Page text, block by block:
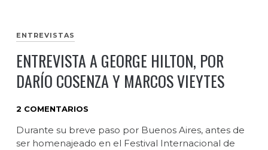
ENTREVISTAS
ENTREVISTA A GEORGE HILTON, POR
DARÍO COSENZA Y MARCOS VIEYTES
2 COMENTARIOS
Durante su breve paso por Buenos Aires, antes de
ser homenajeado en el Festival Internacional de